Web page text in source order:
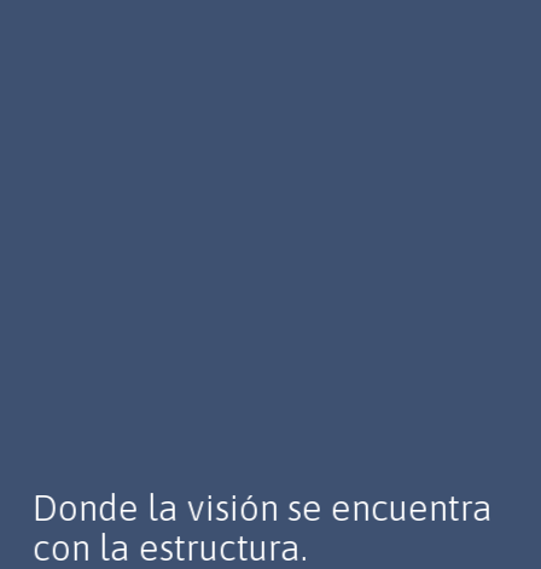
Donde la visión se encuentra
con la estructura.